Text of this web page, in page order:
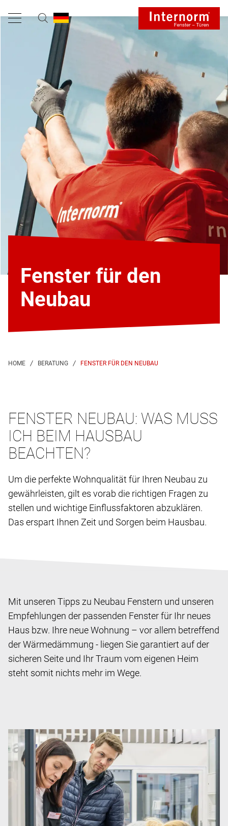
Fenster für den
Neubau
FENSTER FÜR DEN NEUBAU
FENSTER NEUBAU: WAS MUSS
ICH BEIM HAUSBAU
BEACHTEN?
Um die perfekte Wohnqualität für Ihren Neubau zu
gewährleisten, gilt es vorab die richtigen Fragen zu
stellen und wichtige Einflussfaktoren abzuklären.
Das erspart Ihnen Zeit und Sorgen beim Hausbau.
Mit unseren Tipps zu Neubau Fenstern und unseren
Empfehlungen der passenden Fenster für Ihr neues
Haus bzw. Ihre neue Wohnung – vor allem betreffend
der Wärmedämmung - liegen Sie garantiert auf der
sicheren Seite und Ihr Traum vom eigenen Heim
steht somit nichts mehr im Wege.